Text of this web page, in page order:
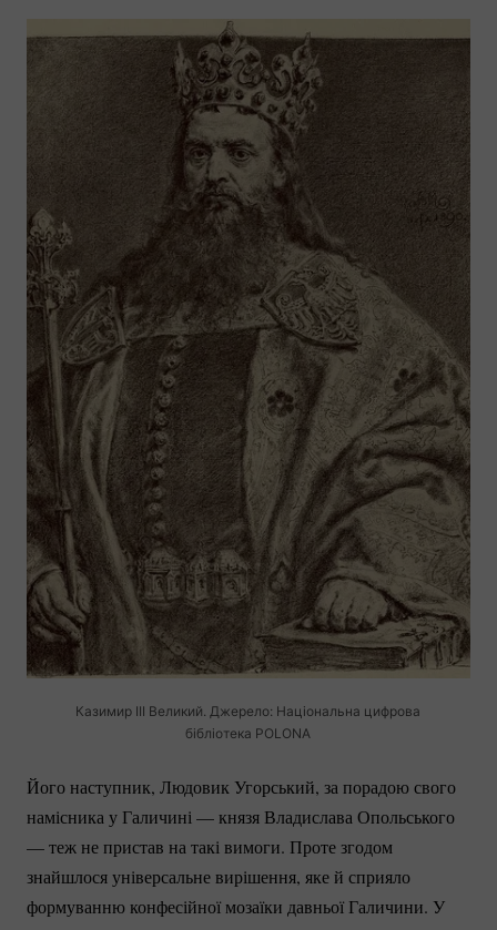
Казимир ІІІ Великий. Джерело: Національна цифрова
бібліотека POLONA
Його наступник, Людовик Угорський, за порадою свого
намісника у Галичині — князя Владислава Опольського
— теж не пристав на такі вимоги. Проте згодом
знайшлося універсальне вирішення, яке й сприяло
формуванню конфесійної мозаїки давньої Галичини. У